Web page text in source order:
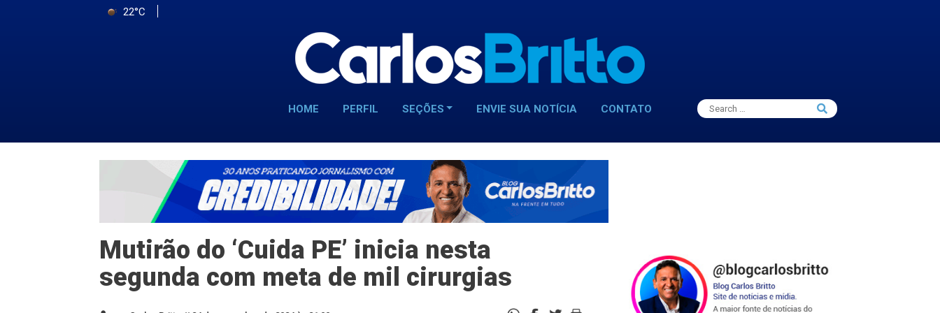
22°C
HOME PERFIL SEÇÕES ENVIE SUA NOTÍCIA CONTATO
Search
for:
Search
Mutirão do ‘Cuida PE’ inicia nesta
segunda com meta de mil cirurgias